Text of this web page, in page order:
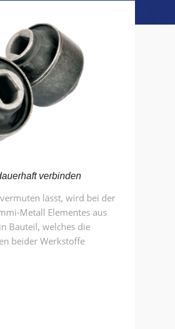
verbinden
lässt, wird bei der
Metall Elementes aus
Bauteil, welches die
beider Werkstoffe